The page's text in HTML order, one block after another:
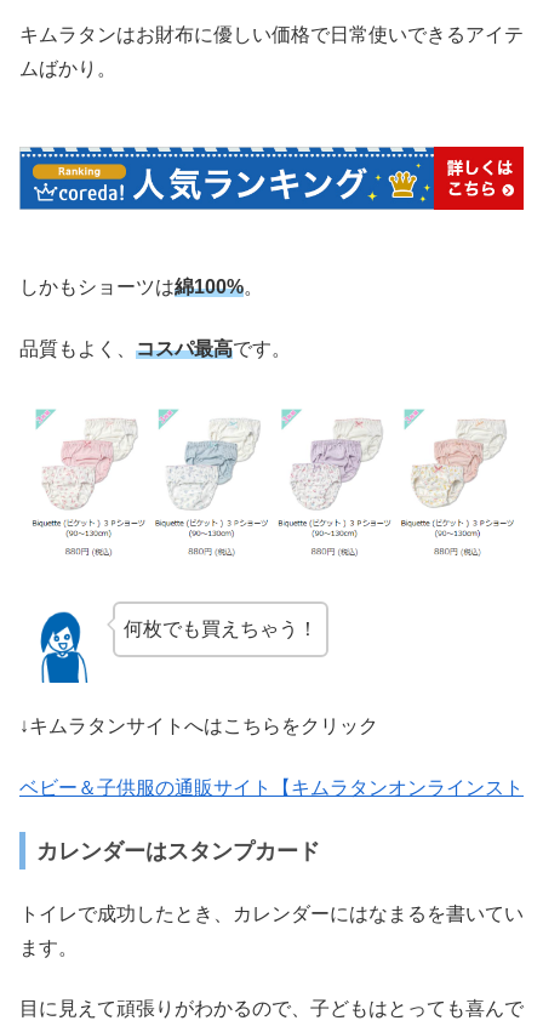
キムラタンはお財布に優しい価格で日常使いできるアイテ
ムばかり。
しかもショーツは綿100%。
品質もよく、 コスパ最高です。
何枚でも買えちゃう！
↓キムラタンサイトへはこちらをクリック
ベビー＆子供服の通販サイト【キムラタンオンラインスト
カレンダーはスタンプカード
トイレで成功したとき、カレンダーにはなまるを書いてい
ます。
目に見えて頑張りがわかるので、子どもはとっても喜んで